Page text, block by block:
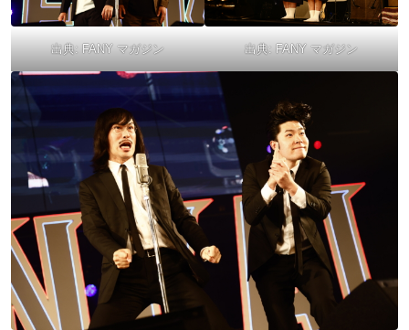
出典: FANY マガジン 出典: FANY マガジン